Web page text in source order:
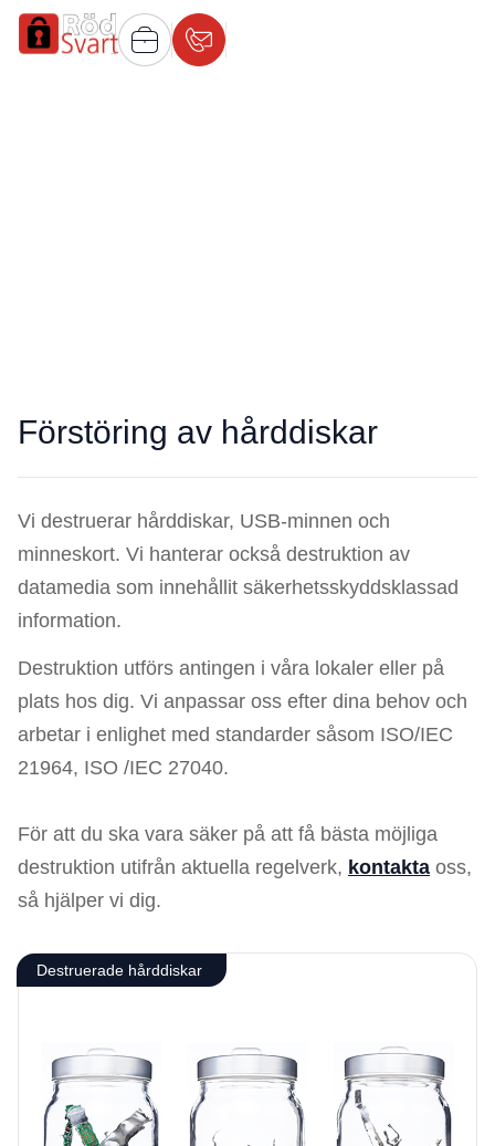
Förstöring av hårddiskar
Vi destruerar hårddiskar, USB-minnen och
minneskort. Vi hanterar också destruktion av
datamedia som innehållit säkerhetsskyddsklassad
information.
Destruktion utförs antingen i våra lokaler eller på
plats hos dig. Vi anpassar oss efter dina behov och
arbetar i enlighet med standarder såsom ISO/IEC
21964, ISO /IEC 27040.
För att du ska vara säker på att få bästa möjliga
destruktion utifrån aktuella regelverk, kontakta oss,
så hjälper vi dig.
Destruerade hårddiskar